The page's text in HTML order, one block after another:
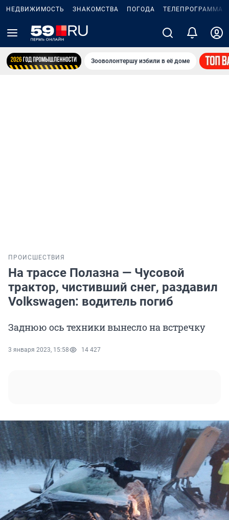
НЕДВИЖИМОСТЬ ЗНАКОМСТВА ПОГОДА ТЕЛЕПРОГРАММА
Зооволонтершу избили в её доме
ПРОИСШЕСТВИЯ
На трассе Полазна — Чусовой
трактор, чистивший снег, раздавил
Volkswagen: водитель погиб
Заднюю ось техники вынесло на встречку
3 января 2023, 15:58 14 427